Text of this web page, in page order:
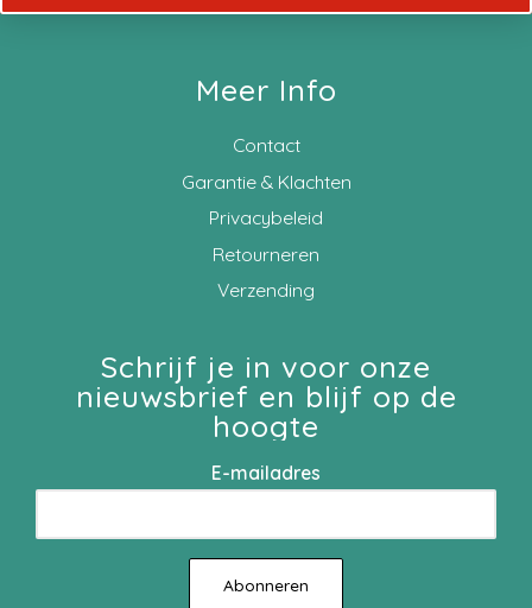
Meer Info
Contact
Garantie & Klachten
Privacybeleid
Retourneren
Verzending
Schrijf je in voor onze
nieuwsbrief en blijf op de
hoogte
E-mailadres